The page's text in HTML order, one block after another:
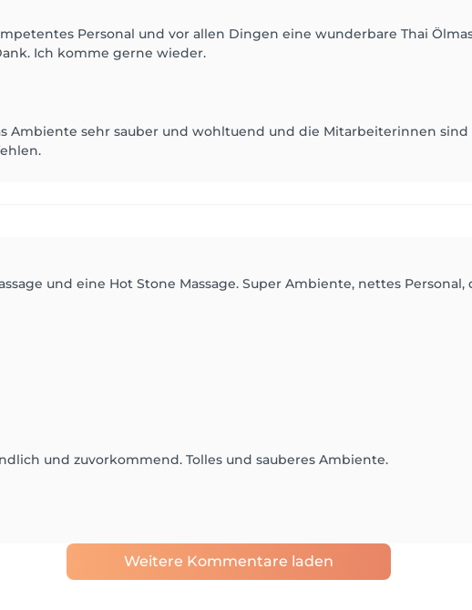
Personal und vor allen Dingen eine wunderbare Thai
Ich komme gerne wieder.
Ambiente sehr sauber und wohltuend und die Mitarbeiterinnen
und eine Hot Stone Massage. Super Ambiente, nettes
und zuvorkommend. Tolles und sauberes Ambiente.
Weitere Kommentare laden